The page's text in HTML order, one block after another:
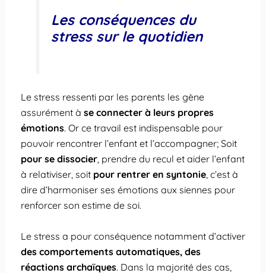
Les conséquences du
stress sur le quotidien
Le stress ressenti par les parents les gène
assurément à se connecter à leurs propres
émotions. Or ce travail est indispensable pour
pouvoir rencontrer l’enfant et l’accompagner; Soit
pour se dissocier, prendre du recul et aider l’enfant
à relativiser, soit pour rentrer en syntonie, c’est à
dire d’harmoniser ses émotions aux siennes pour
renforcer son estime de soi.
Le stress a pour conséquence notamment d’activer
des comportements automatiques, des
réactions archaïques. Dans la majorité des cas,